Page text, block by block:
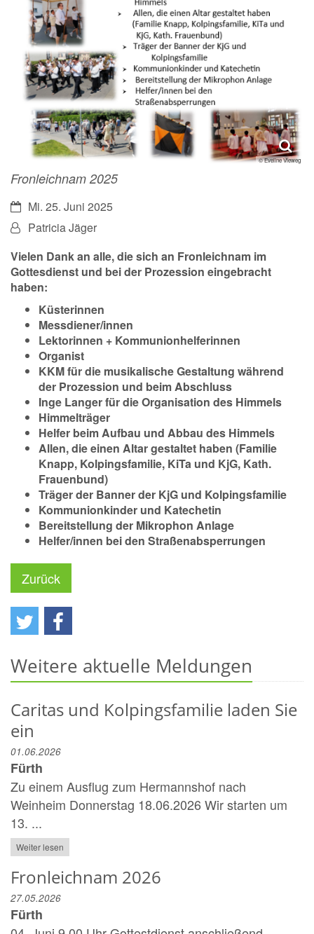
© Eveline Vieweg
Fronleichnam 2025
Datum:Mi. 25. Juni 2025
Von:Patricia Jäger
Vielen Dankan alle, die sich an Fronleichnam im
Gottesdienst und bei der Prozession eingebracht
haben:
Küsterinnen
Messdiener/innen
Lektorinnen + Kommunionhelferinnen
Organist
KKM für die musikalische Gestaltung während
der Prozession und beim Abschluss
Inge Langer für die Organisation des Himmels
Himmelträger
Helfer beim Aufbau und Abbau des Himmels
Allen, die einen Altar gestaltet haben (Familie
Knapp, Kolpingsfamilie, KiTa und KjG, Kath.
Frauenbund)
Träger der Banner der KjG und Kolpingsfamilie
Kommunionkinder und Katechetin
Bereitstellung der Mikrophon Anlage
Helfer/innen bei den Straßenabsperrungen
Zurück
Weitere aktuelle Meldungen
Caritas und Kolpingsfamilie laden Sie
ein
01.06.2026
Fürth
Zu einem Ausflug zum Hermannshof nach
Weinheim Donnerstag 18.06.2026 Wir starten um
13. ...
Weiter lesen
Fronleichnam 2026
27.05.2026
Fürth